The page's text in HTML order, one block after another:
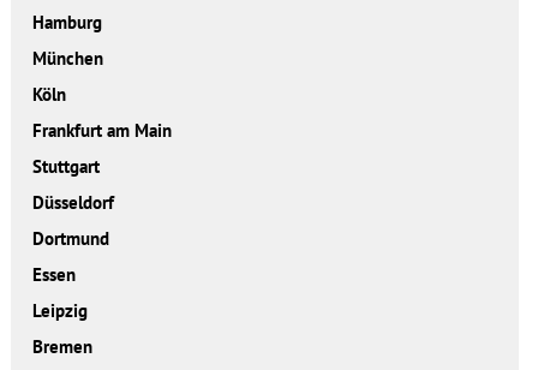
Hamburg
München
Köln
Frankfurt am Main
Stuttgart
Düsseldorf
Dortmund
Essen
Leipzig
Bremen